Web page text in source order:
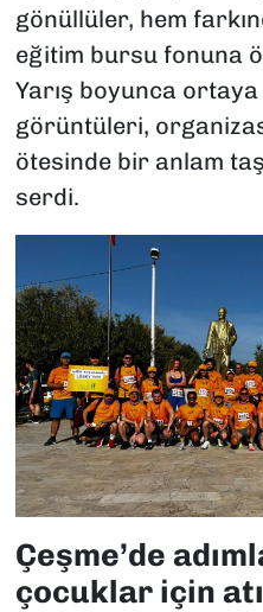
gönüllüler, hem
eğitim bursu fonuna
Yarış boyunca ortaya
görüntüleri,
ötesinde bir anlam
serdi.
Çeşme’de
çocuklar için